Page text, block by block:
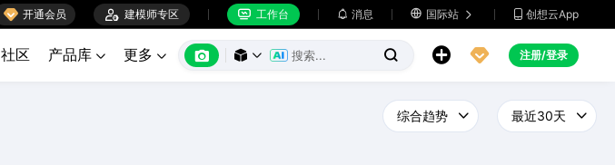
 开通会员  建模师专区  工作台  消息  国际站   创想云App
社区 产品库  更多        注册/登录